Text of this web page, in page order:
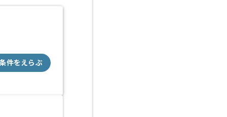
件をえらぶ